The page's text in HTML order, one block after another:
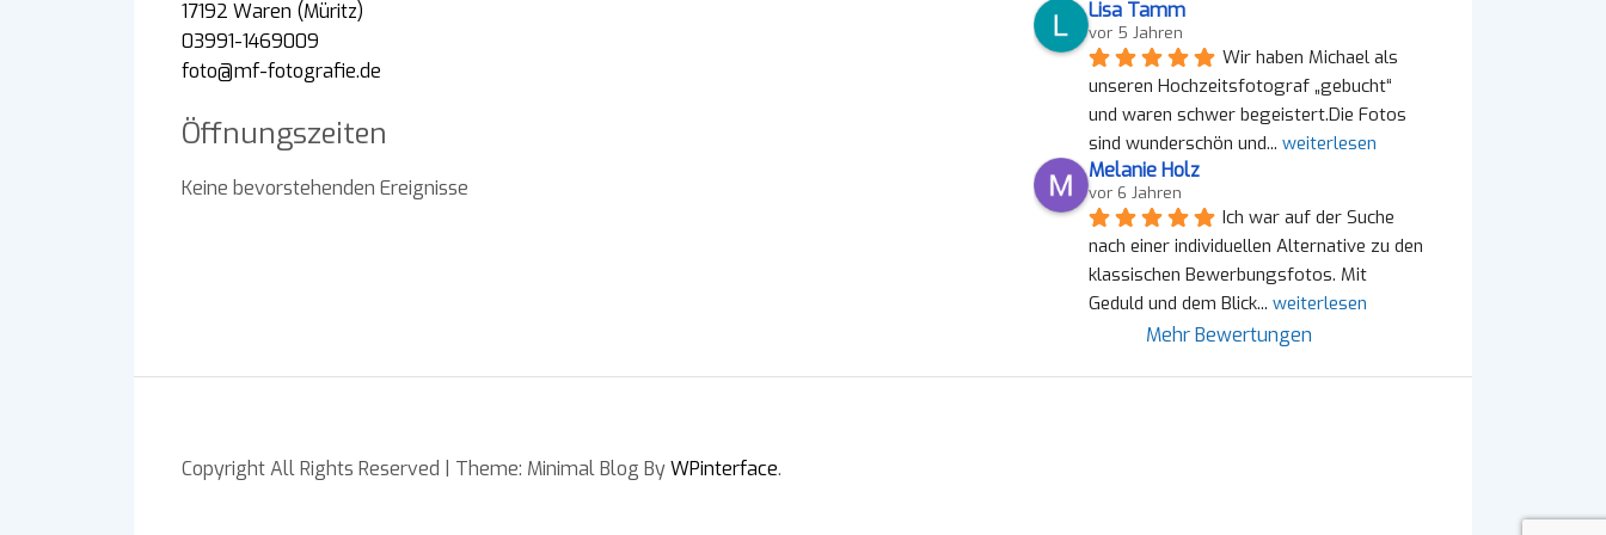
17192 Waren (Müritz)
03991-1469009
foto@mf-fotografie.de
Öffnungszeiten
Keine bevorstehenden Ereignisse
Lisa Tamm
vor 5 Jahren
Wir haben Michael als
unseren Hochzeitsfotograf „gebucht“
und waren schwer begeistert.Die Fotos
sind wunderschön und... weiterlesen
Melanie Holz
vor 6 Jahren
Ich war auf der Suche
nach einer individuellen Alternative zu den
klassischen Bewerbungsfotos. Mit
Geduld und dem Blick... weiterlesen
Mehr Bewertungen
Copyright All Rights Reserved Theme: Minimal Blog ByWPinterface.